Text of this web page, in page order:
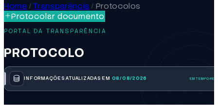
Home / Transparência / Protocolos
Protocolar documento
PORTAL DA TRANSPARÊNCIA
PROTOCOLO
INFORMAÇÕES ATUALIZADAS EM 08/08/2026